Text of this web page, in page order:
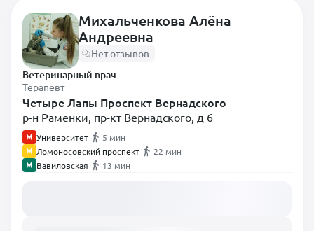
Михальченкова Алёна
Андреевна
Нет отзывов
Ветеринарный врач
Терапевт
Четыре Лапы Проспект Вернадского
р-н Раменки, пр-кт Вернадского, д 6
Университет
5 мин
Ломоносовский проспект
22 мин
Вавиловская
13 мин